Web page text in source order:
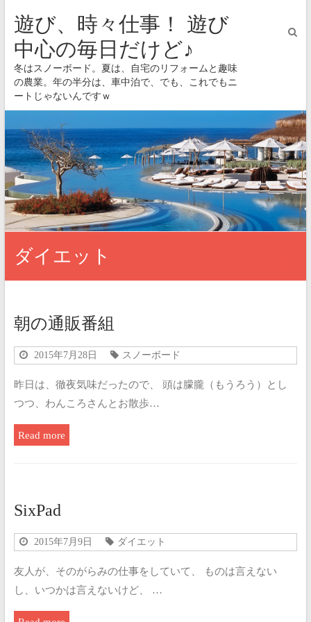
遊び、時々仕事！ 遊び
中心の毎日だけど♪
冬はスノーボード。夏は、自宅のリフォームと趣味
の農業。年の半分は、車中泊で、でも、これでもニ
ートじゃないんですｗ
ダイエット
朝の通販番組
2015年7月28日 スノーボード
昨日は、徹夜気味だったので、 頭は朦朧（もうろう）とし
つつ、わんころさんとお散歩…
Read more
SixPad
2015年7月9日 ダイエット
友人が、そのがらみの仕事をしていて、 ものは言えない
し、いつかは言えないけど、 …